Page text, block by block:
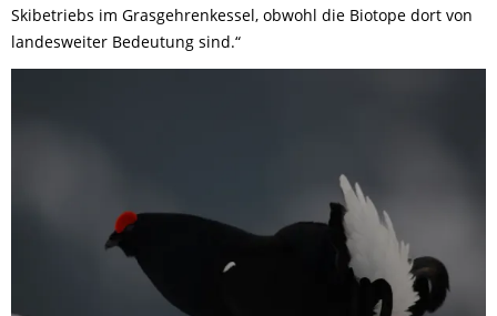
Skibetriebs im Grasgehrenkessel, obwohl die Biotope dort von
landesweiter Bedeutung sind.“